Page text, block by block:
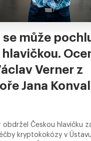
se může
hlavičkou.
Verner z
Jana
obdržel Českou hlavičku
kryptokokózy v